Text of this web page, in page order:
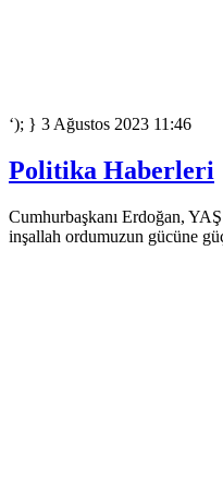
‘); } 3 Ağustos 2023 11:46
Politika Haberleri
Cumhurbaşkanı Erdoğan,
inşallah ordumuzun gücüne